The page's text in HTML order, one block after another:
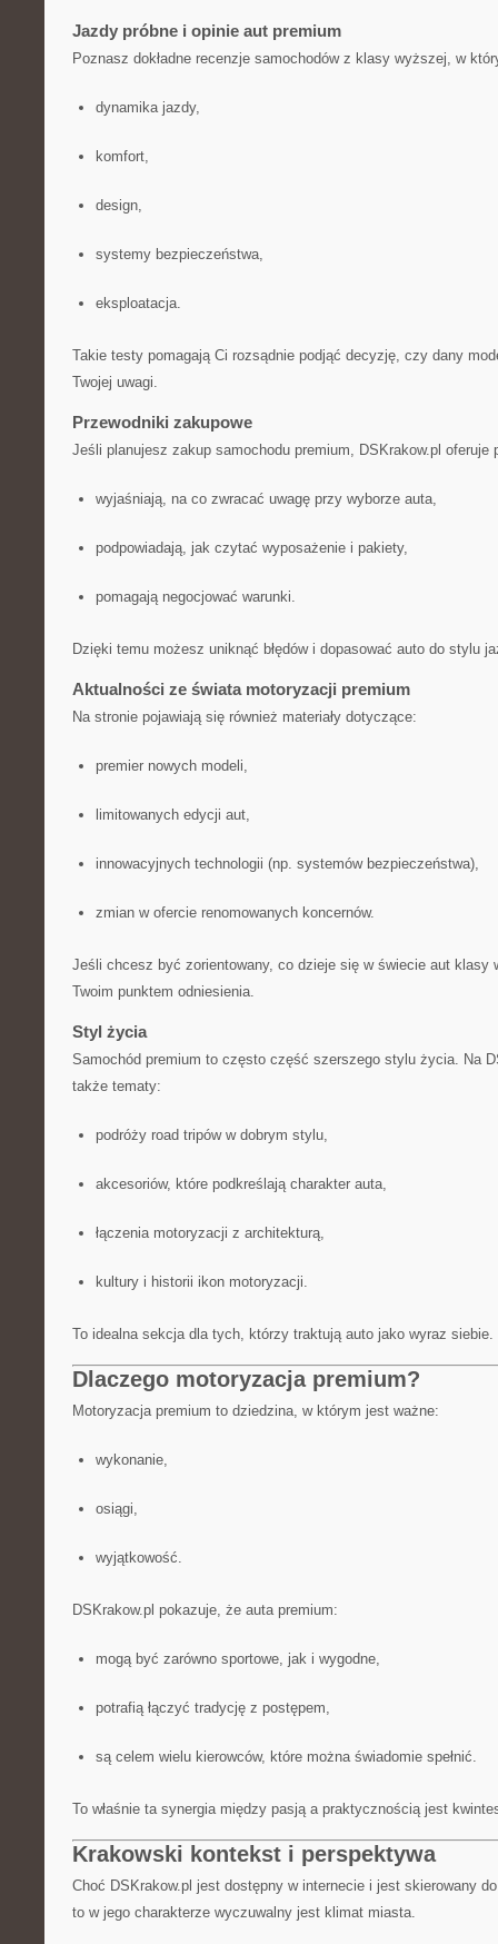
Jazdy próbne i opinie aut premium
Poznasz dokładne recenzje samochodów z klasy wyższej, w
dynamika jazdy,
komfort,
design,
systemy bezpieczeństwa,
eksploatacja.
Takie testy pomagają Ci rozsądnie podjąć decyzję, czy dany
Twojej uwagi.
Przewodniki zakupowe
Jeśli planujesz zakup samochodu premium, DSKrakow.pl oferuje
wyjaśniają, na co zwracać uwagę przy wyborze auta,
podpowiadają, jak czytać wyposażenie i pakiety,
pomagają negocjować warunki.
Dzięki temu możesz uniknąć błędów i dopasować auto do stylu
Aktualności ze świata motoryzacji premium
Na stronie pojawiają się również materiały dotyczące:
premier nowych modeli,
limitowanych edycji aut,
innowacyjnych technologii (np. systemów bezpieczeństwa),
zmian w ofercie renomowanych koncernów.
Jeśli chcesz być zorientowany, co dzieje się w świecie aut klasy
Twoim punktem odniesienia.
Styl życia
Samochód premium to często część szerszego stylu życia. Na
także tematy:
podróży road tripów w dobrym stylu,
akcesoriów, które podkreślają charakter auta,
łączenia motoryzacji z architekturą,
kultury i historii ikon motoryzacji.
To idealna sekcja dla tych, którzy traktują auto jako wyraz siebie.
Dlaczego motoryzacja premium?
Motoryzacja premium to dziedzina, w którym jest ważne:
wykonanie,
osiągi,
wyjątkowość.
DSKrakow.pl pokazuje, że auta premium:
mogą być zarówno sportowe, jak i wygodne,
potrafią łączyć tradycję z postępem,
są celem wielu kierowców, które można świadomie spełnić.
To właśnie ta synergia między pasją a praktycznością jest
Krakowski kontekst i perspektywa
Choć DSKrakow.pl jest dostępny w internecie i jest skierowany
to w jego charakterze wyczuwalny jest klimat miasta.